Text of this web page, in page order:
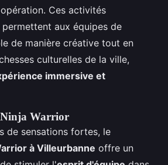
Ces activités
aux équipes de
de manière créative tout en
culturelles de la ville,
immersive et
Ninja Warrior
de sensations fortes, le
à Villeurbanne offre un